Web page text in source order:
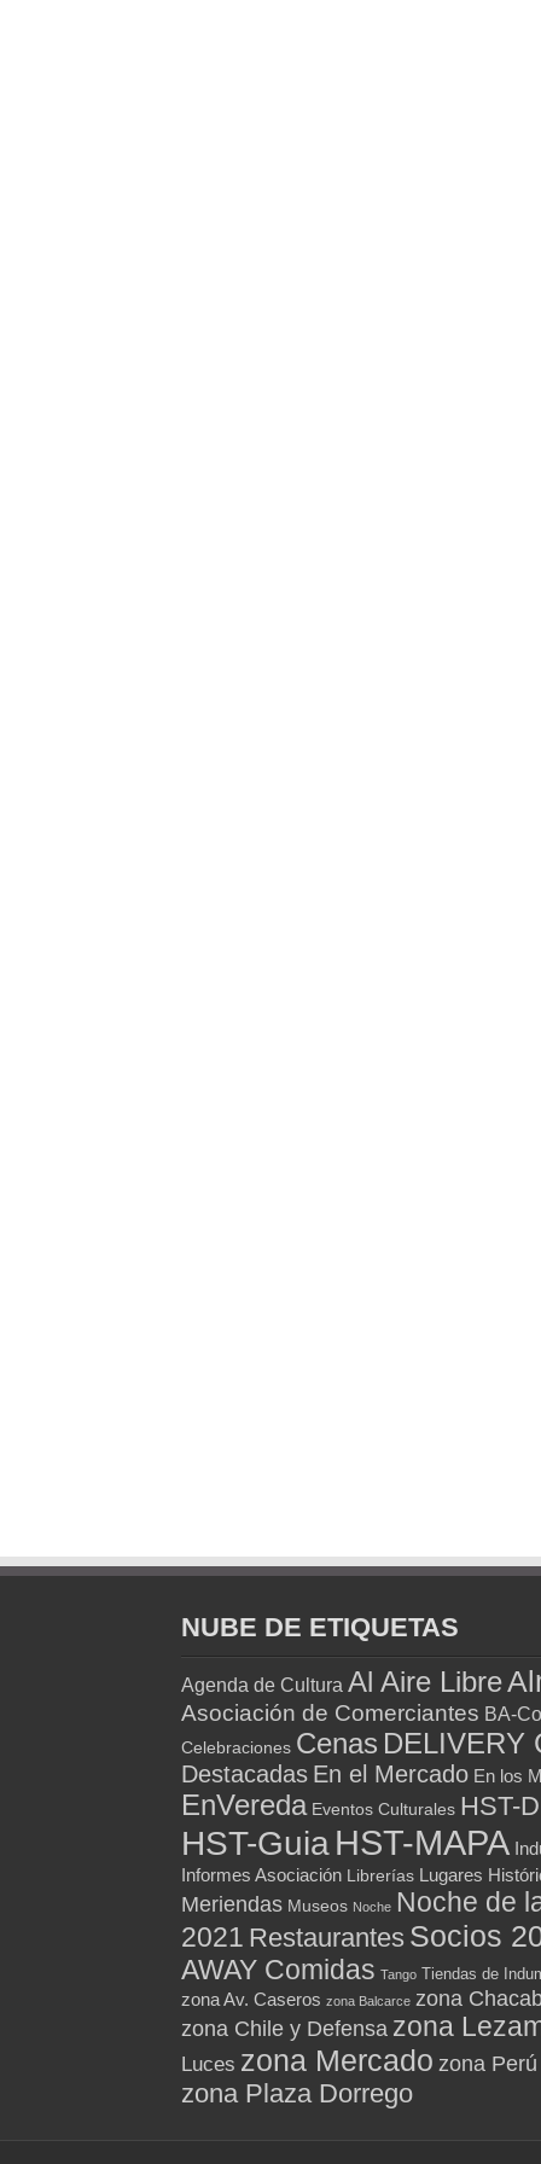
NUBE DE ETIQUETAS
Agenda de Cultura Al Aire Libre
Asociación de Comerciantes BA-
Celebraciones Cenas DELIVERY
Destacadas En el Mercado En los
EnVereda Eventos Culturales HST-
HST-Guia HST-MAPA
Informes Asociación Librerías Lugares
Meriendas Museos Noche Noche de
2021 Restaurantes Socios
AWAY Comidas Tango Tiendas de
zona Av. Caseros zona Balcarce zona
zona Chile y Defensa zona
Luces zona Mercado zona Perú
zona Plaza Dorrego